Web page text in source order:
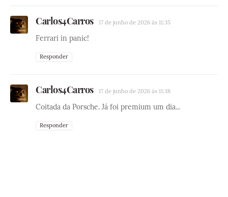
Carlos4Carros 17 de junho de 2026 às 11:35
Ferrari in panic!
Responder
Carlos4Carros 17 de junho de 2026 às 11:38
Coitada da Porsche. Já foi premium um dia...
Responder